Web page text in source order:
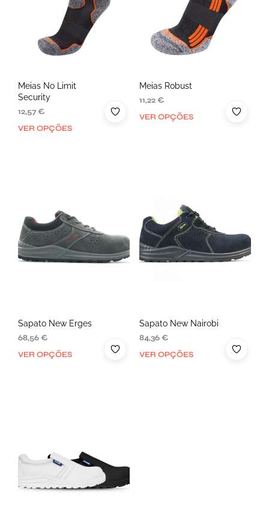
Meias No Limit
Security
12,57€
VER OPÇÕES
Meias Robust
11,22€
VER OPÇÕES
Sapato New Erges
68,56€
VER OPÇÕES
Sapato New Nairobi
84,36€
VER OPÇÕES